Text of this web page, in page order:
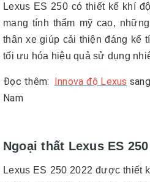
Lexus ES 250 có thiết kế khí
mang tính thẩm mỹ cao,
thân xe giúp cải thiện đáng kể
tối ưu hóa hiệu quả sử dụng
Đọc thêm: Innova độ Lexus
Nam
Ngoại thất Lexus ES 250
Lexus ES 250 2022 được thiết